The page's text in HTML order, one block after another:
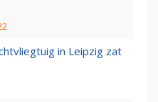
in Leipzig zat